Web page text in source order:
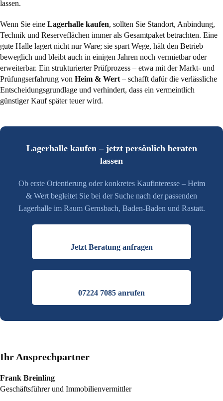
lassen.
Wenn Sie eine Lagerhalle kaufen, sollten Sie Standort, Anbindung,
Technik und Reserveflächen immer als Gesamtpaket betrachten. Eine
gute Halle lagert nicht nur Ware; sie spart Wege, hält den Betrieb
beweglich und bleibt auch in einigen Jahren noch vermietbar oder
erweiterbar. Ein strukturierter Prüfprozess – etwa mit der Markt- und
Prüfungserfahrung von Heim & Wert – schafft dafür die verlässliche
Entscheidungsgrundlage und verhindert, dass ein vermeintlich
günstiger Kauf später teuer wird.
Lagerhalle kaufen – jetzt persönlich beraten
lassen
Ob erste Orientierung oder konkretes Kaufinteresse – Heim
& Wert begleitet Sie bei der Suche nach der passenden
Lagerhalle im Raum Gernsbach, Baden-Baden und Rastatt.
Jetzt Beratung anfragen
07224 7085 anrufen
Ihr Ansprechpartner
Frank Breinling
Geschäftsführer und Immobilienvermittler